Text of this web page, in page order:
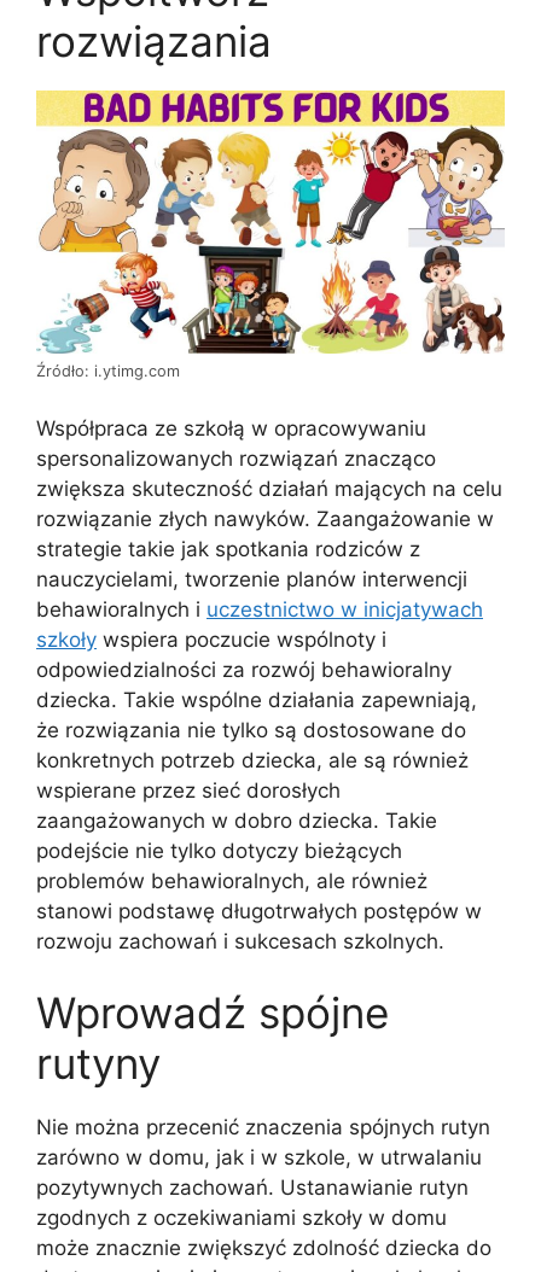
rozwiązania
Źródło: i.ytimg.com
Współpraca ze szkołą w opracowywaniu
spersonalizowanych rozwiązań znacząco
zwiększa skuteczność działań mających na celu
rozwiązanie złych nawyków. Zaangażowanie w
strategie takie jak spotkania rodziców z
nauczycielami, tworzenie planów interwencji
behawioralnych i uczestnictwo w inicjatywach
szkoły wspiera poczucie wspólnoty i
odpowiedzialności za rozwój behawioralny
dziecka. Takie wspólne działania zapewniają,
że rozwiązania nie tylko są dostosowane do
konkretnych potrzeb dziecka, ale są również
wspierane przez sieć dorosłych
zaangażowanych w dobro dziecka. Takie
podejście nie tylko dotyczy bieżących
problemów behawioralnych, ale również
stanowi podstawę długotrwałych postępów w
rozwoju zachowań i sukcesach szkolnych.
Wprowadź spójne
rutyny
Nie można przecenić znaczenia spójnych rutyn
zarówno w domu, jak i w szkole, w utrwalaniu
pozytywnych zachowań. Ustanawianie rutyn
zgodnych z oczekiwaniami szkoły w domu
może znacznie zwiększyć zdolność dziecka do